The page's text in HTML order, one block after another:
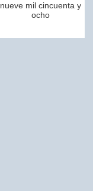
nueve mil cincuenta y
ocho